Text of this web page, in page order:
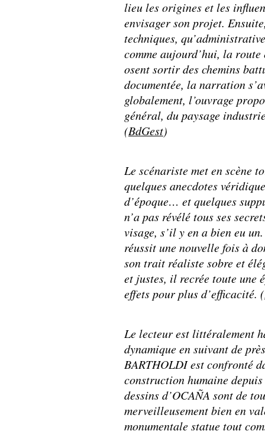
lieu les origines et les
envisager son projet.
techniques,
comme aujourd’hui, la route
osent sortir des chemins
documentée, la narration
globalement, l’ouvrage
général, du paysage
(BdGest)
Le scénariste met en scène
quelques anecdotes
d’époque… et quelques
n’a pas révélé tous ses
visage, s’il y en a bien eu
réussit une nouvelle fois à
son trait réaliste sobre et
et justes, il recrée toute une
effets pour plus d’efficacité. (
Le lecteur est littéralement
dynamique en suivant de
BARTHOLDI est confronté
construction humaine
dessins d’OCAÑA sont de
merveilleusement bien en
monumentale statue tout